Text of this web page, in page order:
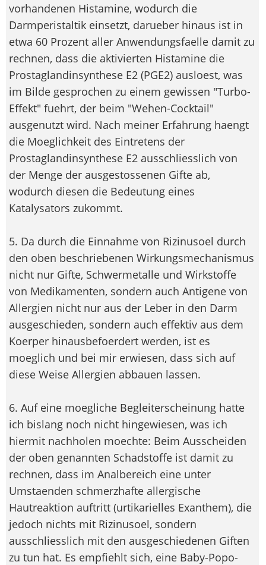
vorhandenen Histamine, wodurch die
Darmperistaltik einsetzt, darueber hinaus ist in
etwa 60 Prozent aller Anwendungsfaelle damit zu
rechnen, dass die aktivierten Histamine die
Prostaglandinsynthese E2 (PGE2) ausloest, was
im Bilde gesprochen zu einem gewissen "Turbo-
Effekt" fuehrt, der beim "Wehen-Cocktail"
ausgenutzt wird. Nach meiner Erfahrung haengt
die Moeglichkeit des Eintretens der
Prostaglandinsynthese E2 ausschliesslich von
der Menge der ausgestossenen Gifte ab,
wodurch diesen die Bedeutung eines
Katalysators zukommt.
5. Da durch die Einnahme von Rizinusoel durch
den oben beschriebenen Wirkungsmechanismus
nicht nur Gifte, Schwermetalle und Wirkstoffe
von Medikamenten, sondern auch Antigene von
Allergien nicht nur aus der Leber in den Darm
ausgeschieden, sondern auch effektiv aus dem
Koerper hinausbefoerdert werden, ist es
moeglich und bei mir erwiesen, dass sich auf
diese Weise Allergien abbauen lassen.
6. Auf eine moegliche Begleiterscheinung hatte
ich bislang noch nicht hingewiesen, was ich
hiermit nachholen moechte: Beim Ausscheiden
der oben genannten Schadstoffe ist damit zu
rechnen, dass im Analbereich eine unter
Umstaenden schmerzhafte allergische
Hautreaktion auftritt (urtikarielles Exanthem), die
jedoch nichts mit Rizinusoel, sondern
ausschliesslich mit den ausgeschiedenen Giften
zu tun hat. Es empfiehlt sich, eine Baby-Popo-